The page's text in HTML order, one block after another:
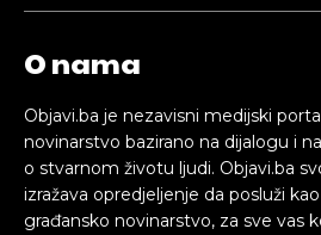
O nama
Objavi.ba je nezavisni medijski
novinarstvo bazirano na dijalogu i
o stvarnom životu ljudi. Objavi.ba
izražava opredjeljenje da posluži
građansko novinarstvo, za sve vas